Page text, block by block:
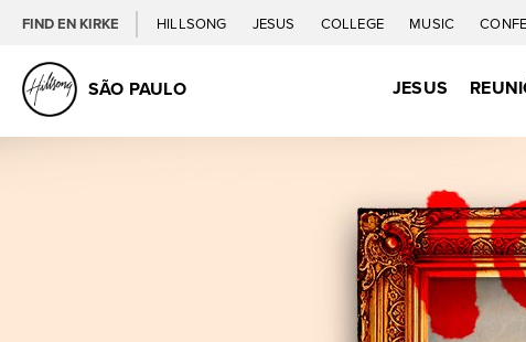
FIND EN KIRKE HILLSONG JESUS COLLEGE MUSIC
SÃO PAULO JESUS